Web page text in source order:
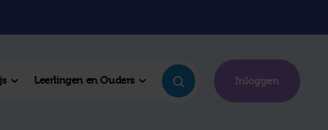
Leerlingen en Ouders Inloggen